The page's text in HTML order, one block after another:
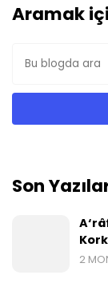
Aramak
Son
2